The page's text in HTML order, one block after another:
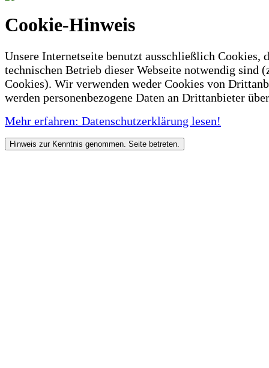
Cookie-Hinweis
Unsere Internetseite benutzt ausschließlich Cookies,
technischen Betrieb dieser Webseite notwendig sind
Cookies). Wir verwenden weder Cookies von
werden personenbezogene Daten an Drittanbieter
Mehr erfahren: Datenschutzerklärung lesen!
Hinweis zur Kenntnis genommen. Seite betreten.